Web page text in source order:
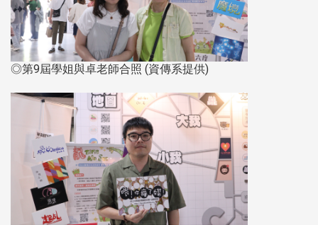
◎第9屆學姐與卓老師合照 (資傳系提供)